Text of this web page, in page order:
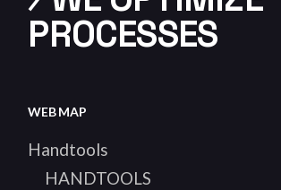
PROCESSES
WEB MAP
Handtools
HANDTOOLS